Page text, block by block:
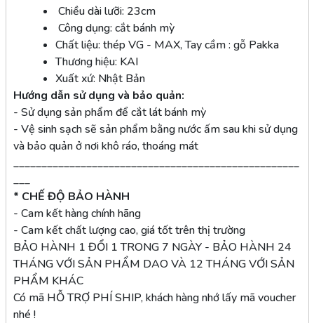
Chiều dài lưỡi: 23cm
Công dụng: cắt bánh mỳ
Chất liệu: thép VG - MAX, Tay cầm : gỗ Pakka
Thương hiệu: KAI
Xuất xứ: Nhật Bản
Hướng dẫn sử dụng và bảo quản:
- Sử dụng sản phẩm để cắt lát bánh mỳ
- Vệ sinh sạch sẽ sản phẩm bằng nước ấm sau khi sử dụng
và bảo quản ở nơi khô ráo, thoáng mát
___________________________________________________
___
* CHẾ ĐỘ BẢO HÀNH
- Cam kết hàng chính hãng
- Cam kết chất lượng cao, giá tốt trên thị trường
BẢO HÀNH 1 ĐỔI 1 TRONG 7 NGÀY - BẢO HÀNH 24
THÁNG VỚI SẢN PHẨM DAO VÀ 12 THÁNG VỚI SẢN
PHẨM KHÁC
Có mã HỖ TRỢ PHÍ SHIP, khách hàng nhớ lấy mã voucher
nhé !